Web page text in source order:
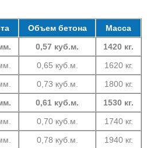
Объем бетона
Масса
0,57 куб.м.
1420 кг.
0,65 куб.м.
1620 кг.
0,73 куб.м.
1800 кг.
0,61 куб.м.
1530 кг.
0,70 куб.м.
1740 кг.
0,78 куб.м.
1940 кг.